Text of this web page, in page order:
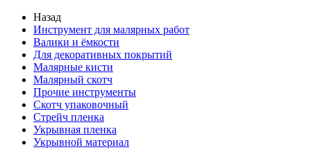
Назад
Инструмент для малярных работ
Валики и ёмкости
Для декоративных покрытий
Малярные кисти
Малярный скотч
Прочие инструменты
Скотч упаковочный
Стрейч пленка
Укрывная пленка
Укрывной материал